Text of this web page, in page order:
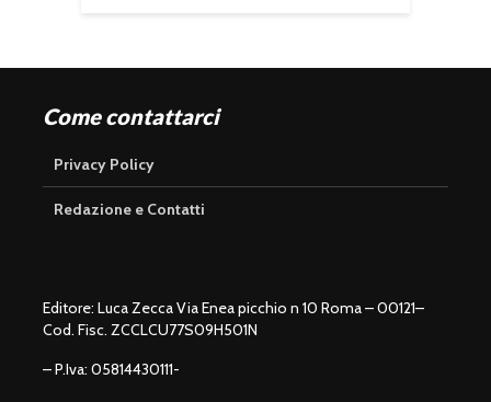
Come contattarci
Privacy Policy
Redazione e Contatti
Editore: Luca Zecca Via Enea picchio n 10 Roma – 00121–
Cod. Fisc. ZCCLCU77S09H501N
– P.Iva: 05814430111-